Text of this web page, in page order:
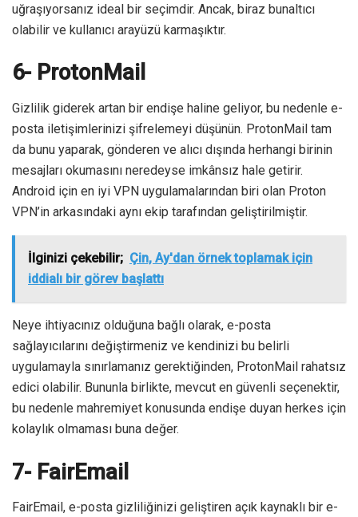
uğraşıyorsanız ideal bir seçimdir. Ancak, biraz bunaltıcı
olabilir ve kullanıcı arayüzü karmaşıktır.
6- ProtonMail
Gizlilik giderek artan bir endişe haline geliyor, bu nedenle e-
posta iletişimlerinizi şifrelemeyi düşünün. ProtonMail tam
da bunu yaparak, gönderen ve alıcı dışında herhangi birinin
mesajları okumasını neredeyse imkânsız hale getirir.
Android için en iyi VPN uygulamalarından biri olan Proton
VPN’in arkasındaki aynı ekip tarafından geliştirilmiştir.
İlginizi çekebilir; Çin, Ay'dan örnek toplamak için
iddialı bir görev başlattı
Neye ihtiyacınız olduğuna bağlı olarak, e-posta
sağlayıcılarını değiştirmeniz ve kendinizi bu belirli
uygulamayla sınırlamanız gerektiğinden, ProtonMail rahatsız
edici olabilir. Bununla birlikte, mevcut en güvenli seçenektir,
bu nedenle mahremiyet konusunda endişe duyan herkes için
kolaylık olmaması buna değer.
7- FairEmail
FairEmail, e-posta gizliliğinizi geliştiren açık kaynaklı bir e-